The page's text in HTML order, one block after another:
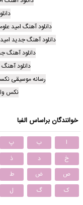
دانلود آهنگ امید
دانلود آهنگ جدید
دانلود آهنگ
دانلود
رسانه موسیقی
نکس
خوانندگان براساس الفبا
ا ب پ
خ
د ذ
ص
ض ط
ک
گ ل